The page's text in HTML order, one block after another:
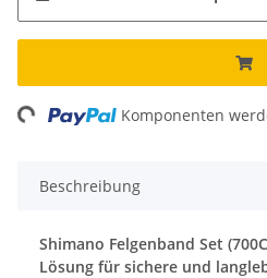
Komponenten
Beschreibung
Shimano Felgenband Set
Lösung für sichere und